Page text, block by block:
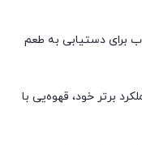
برای دستیابی به طعم
برتر خود، قهوه‌یی با